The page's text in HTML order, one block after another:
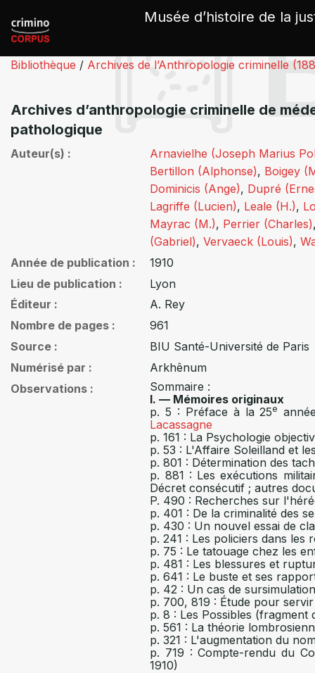
Musée d’histoire de la
Bibliothèque / Archives de l’Anthropologie criminelle
Archives d’anthropologie criminelle de
pathologique
Auteur(s)
Arnavielhe (Joseph Marius
Bertillon (Alphonse), Boigey
Dominicis (Ange), Dupré
Lagriffe (Lucien), Leale (H.),
Mayrac (M.), Perrier (Charles)
(Gabriel),Vervaeck (Louis),
Année de publication
1910
Lieu de publication
Lyon
Éditeur
A. Rey
Nombre de pages
961
Source
BIU Santé-Université de Paris
Numérisé par
Arkhênum
Observations
Sommaire :
I. — Mémoires originaux
p. 5 : Préface à la 25e
Lacassagne
p. 161 : La Psychologie
p. 53 : L'Affaire Soleilland et
p. 801 : Détermination des
p. 881 : Les exécutions
Décret consécutif ; autres
P. 490 : Recherches sur
p. 401 : De la criminalité des
p. 430 : Un nouvel essai de
p. 241 : Les policiers dans les
p. 75 : Le tatouage chez les
p. 481 : Les blessures et
p. 641 : Le buste et ses
p. 42 : Un cas de
p. 700, 819 : Étude pour
p. 8 : Les Possibles (fragment
p. 561 : La théorie
p. 321 : L'augmentation du
p. 719 : Compte-rendu du
1910)
Panneau de gestion des cookies